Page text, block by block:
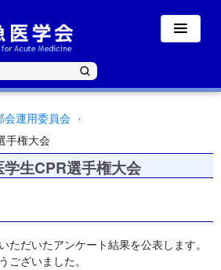
会運用委員会
手権大会
生CPR選手権大会
ただいたアンケート結果を公表します。
ございました。